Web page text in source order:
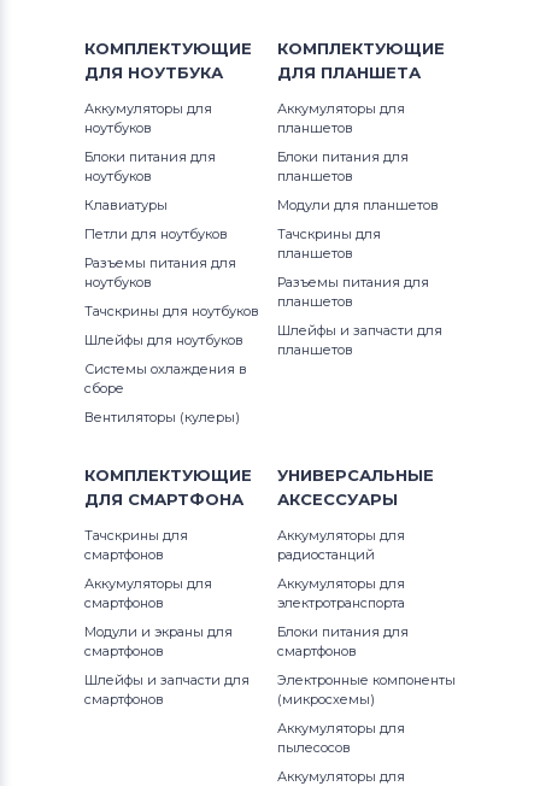
КОМПЛЕКТУЮЩИЕ
ДЛЯ НОУТБУКА
Аккумуляторы для
ноутбуков
Блоки питания для
ноутбуков
Клавиатуры
Петли для ноутбуков
Разъемы питания для
ноутбуков
Тачскрины для ноутбуков
Шлейфы для ноутбуков
Системы охлаждения в
сборе
Вентиляторы (кулеры)
КОМПЛЕКТУЮЩИЕ
ДЛЯ ПЛАНШЕТА
Аккумуляторы для
планшетов
Блоки питания для
планшетов
Модули для планшетов
Тачскрины для
планшетов
Разъемы питания для
планшетов
Шлейфы и запчасти для
планшетов
КОМПЛЕКТУЮЩИЕ
ДЛЯ СМАРТФОНА
Тачскрины для
смартфонов
Аккумуляторы для
смартфонов
Модули и экраны для
смартфонов
Шлейфы и запчасти для
смартфонов
УНИВЕРСАЛЬНЫЕ
АКСЕССУАРЫ
Аккумуляторы для
радиостанций
Аккумуляторы для
электротранспорта
Блоки питания для
смартфонов
Электронные компоненты
(микросхемы)
Аккумуляторы для
пылесосов
Аккумуляторы для